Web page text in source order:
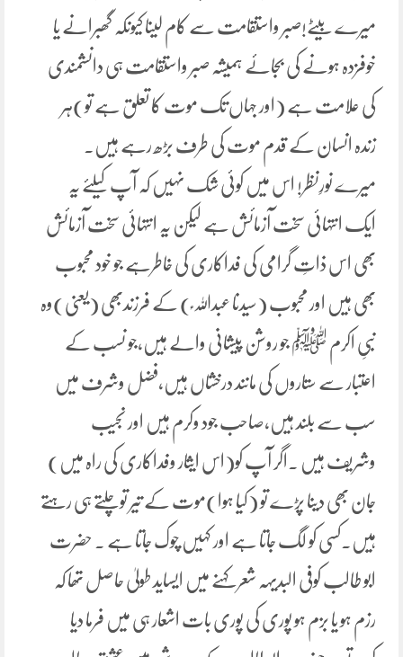
میرے بیٹے!صبر واستقامت سے کام لینا کیونکہ گھبرانے یا
خوفزدہ ہونے کی بجائے ہمیشہ صبر واستقامت ہی دانشمندی
کی علامت ہے (اور جہاں تک موت کا تعلق ہے تو)ہر
زندہ انسان کے قدم موت کی طرف بڑھ رہے ہیں۔
میرے نورِنظر! اس میں کوئی شک نہیں کہ آپ کیلئے یہ
ایک انتہائی سخت آزمائش ہے لیکن یہ انتہائی سخت آزمائش
بھی اس ذاتِ گرامی کی فداکاری کی خاطرہے جو خود محبوب
بھی ہیں اور محبوب (سیدنا عبداللہ ؑ) کے فرزندبھی (یعنی)وہ
نبیِ اکرم ﷺ جو روشن پیشانی والے ہیں،جو نسب کے
اعتبار سے ستاروں کی مانند درخشاں ہیں،فضل وشرف میں
سب سے بلند ہیں،صاحب جود وکرم ہیں اور نجیب
وشریف ہیں ۔اگر آپ کو(اس ایثار وفداکاری کی راہ میں)
جان بھی دینا پڑے تو (کیا ہوا)موت کے تیر توچلتے ہی رہتے
ہیں۔کسی کو لگ جاتا ہے اور کہیں چوک جاتا ہے ۔ حضرت
ابو طالب کوفی البدیہہ شعر کہنے میں ایساید طولیٰ حاصل تھا کہ
رزم ہو یا بزم ہو پوری کی پوری بات اشعار ہی میں فرما دیا